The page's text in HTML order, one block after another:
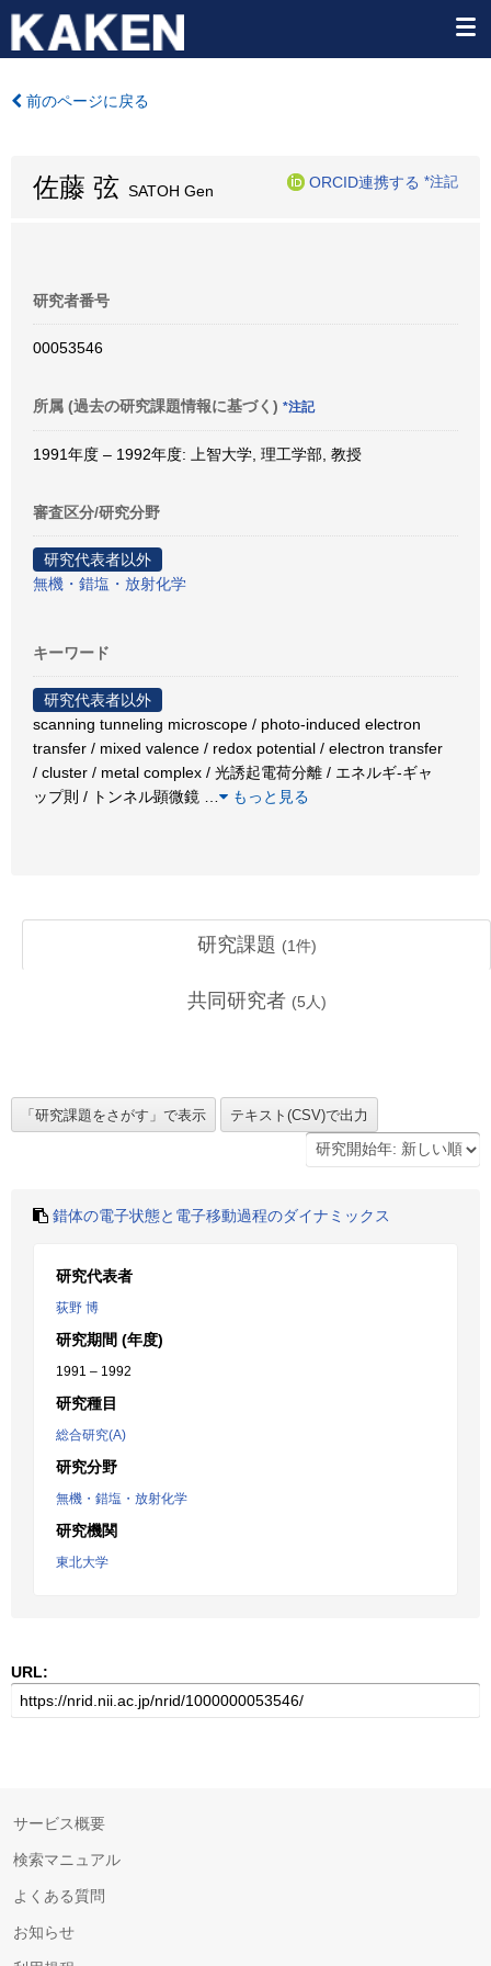
前のページに戻る
佐藤 弦 SATOH Gen
ORCID連携する *注記
研究者番号
00053546
所属 (過去の研究課題情報に基づく) *注記
1991年度 – 1992年度: 上智大学, 理工学部, 教授
審査区分/研究分野
研究代表者以外
無機・錯塩・放射化学
キーワード
研究代表者以外
scanning tunneling microscope / photo-induced electron
transfer / mixed valence / redox potential / electron transfer
/ cluster / metal complex / 光誘起電荷分離 / エネルギ-ギャ
ップ則 / トンネル顕微鏡
もっと見る
研究課題 (1件)
共同研究者 (5 人)
錯体の電子状態と電子移動過程のダイナミックス
研究代表者
荻野 博
研究期間 (年度)
1991 – 1992
研究種目
総合研究(A)
研究分野
無機・錯塩・放射化学
研究機関
東北大学
URL:
サービス概要
検索マニュアル
よくある質問
お知らせ